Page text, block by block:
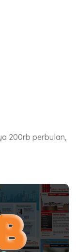
200rb perbulan,